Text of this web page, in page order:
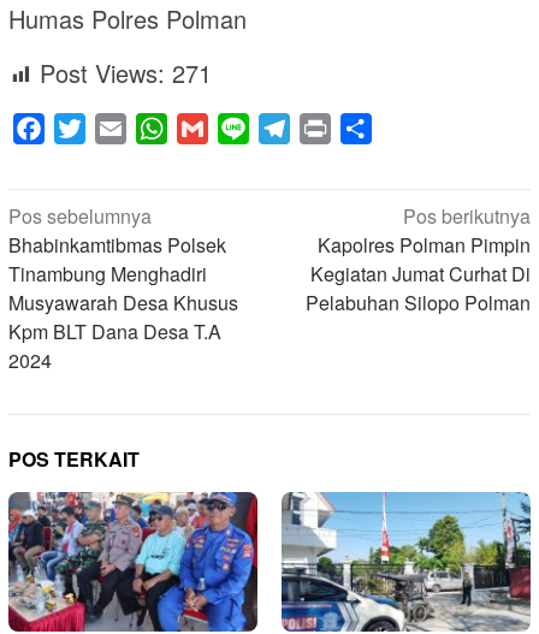
Humas Polres Polman
Post Views: 271
Facebook
Twitter Email WhatsApp
Gmail Line Telegram
Print
Navigasi
pos
Pos sebelumnya
Bhabinkamtibmas Polsek
Tinambung Menghadiri
Musyawarah Desa Khusus
Kpm BLT Dana Desa T.A
2024
Pos berikutnya
Kapolres Polman Pimpin
Kegiatan Jumat Curhat Di
Pelabuhan Silopo Polman
POS TERKAIT